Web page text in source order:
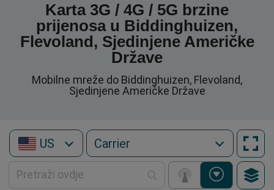
Karta 3G / 4G / 5G brzine
prijenosa u Biddinghuizen,
Flevoland, Sjedinjene Američke
Države
Mobilne mreže do Biddinghuizen, Flevoland,
Sjedinjene Američke Države
US